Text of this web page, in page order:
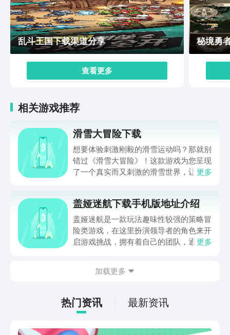
乱斗王国下载渠道分享
查看更多
秘境勇
相关游戏推荐
滑雪大冒险下载
想要体验刺激刚毅的滑雪运动吗？那就别
错过《滑雪大冒险》！这款游戏为您呈现
了一个真实而又刺激的滑雪世界，让您感
道。游戏操作简单易懂，但技巧高超的滑
雪技能将帮助您在赛道上取得更好的成
绩。游戏还有多个精彩关卡和任务等待着
您的探索，让您在滑雪的过程中享受到无
游戏中挑战极限，成为一名滑雪高手！
更多
盖娅迷航下载手机版地址介绍
盖娅迷航是一款玩法趣味性较强的策略冒
险类游戏，在这里扮演领导者的角色来开
启游戏挑战，拥有着自己的团队，通过对
航下载手机版地址如何来进行获取了，想
更多
加载更多
热门资讯 最新资讯